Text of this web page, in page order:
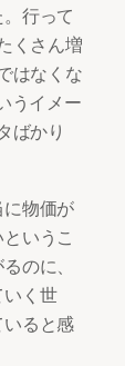
行って
くさん増
はなくな
うイメー
ばかり
物価が
いうこ
のに、
く世
ると感